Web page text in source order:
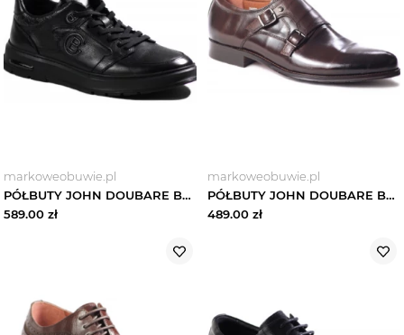
markoweobuwie.pl
PÓŁBUTY JOHN DOUBARE BY BROOMAN - QA1706CA-C35-A59 BLACK
589.00 zł
markoweobuwie.pl
PÓŁBUTY JOHN DOUBARE BY BROOMAN - JA088-931A-J18 Brązowy
489.00 zł